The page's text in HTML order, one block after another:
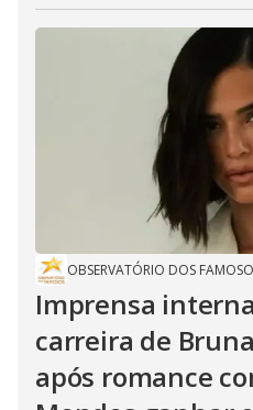
OBSERVATÓRIO DOS
Imprensa
carreira de
após romance